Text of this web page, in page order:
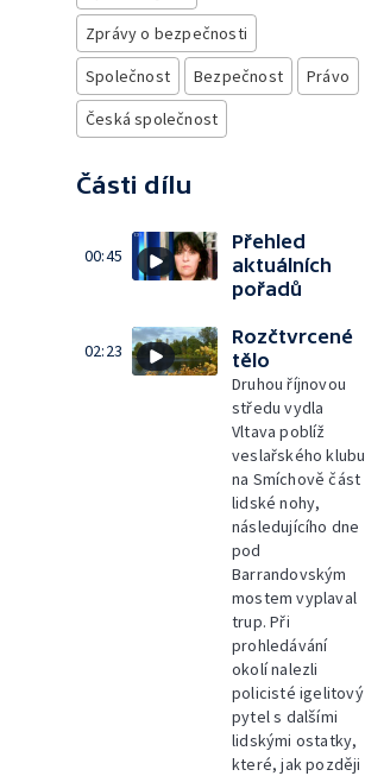
Zprávy o bezpečnosti
Společnost
Bezpečnost
Právo
Česká společnost
Části dílu
00:45
Přehled
aktuálních
pořadů
02:23
Rozčtvrcené
tělo
Druhou říjnovou
středu vydla
Vltava poblíž
veslařského klubu
na Smíchově část
lidské nohy,
následujícího dne
pod
Barrandovským
mostem vyplaval
trup. Při
prohledávání
okolí nalezli
policisté igelitový
pytel s dalšími
lidskými ostatky,
které, jak později